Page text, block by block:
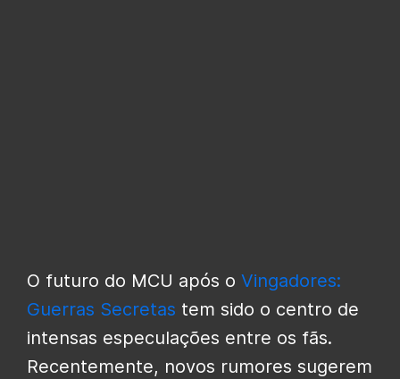
O futuro do MCU após o Vingadores:
Guerras Secretas tem sido o centro de
intensas especulações entre os fãs.
Recentemente, novos rumores sugerem